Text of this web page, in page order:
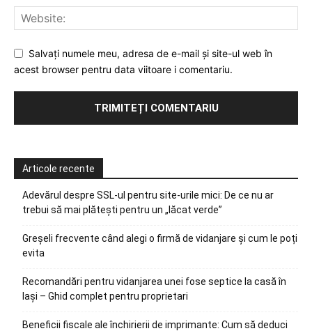
Salvați numele meu, adresa de e-mail și site-ul web în
acest browser pentru data viitoare i comentariu.
Articole recente
Adevărul despre SSL-ul pentru site-urile mici: De ce nu ar
trebui să mai plătești pentru un „lăcat verde”
Greșeli frecvente când alegi o firmă de vidanjare și cum le poți
evita
Recomandări pentru vidanjarea unei fose septice la casă în
Iași – Ghid complet pentru proprietari
Beneficii fiscale ale închirierii de imprimante: Cum să deduci